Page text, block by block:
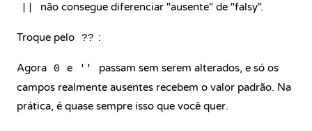
não consegue diferenciar "ausente" de "falsy".
Troque pelo ?? :
Agora 0 e ''
passam sem serem alterados, e só os
campos realmente ausentes recebem o valor padrão. Na
prática, é quase sempre isso que você quer.